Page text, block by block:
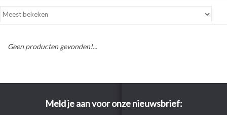
Geen producten gevonden!...
Meld je aan voor onze nieuwsbrief: